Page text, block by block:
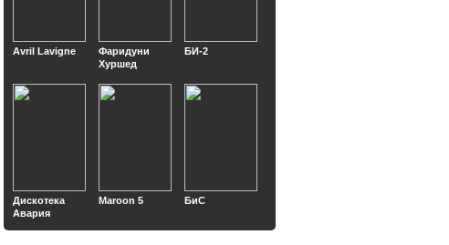
Avril Lavigne
Фаридуни
Хуршед
БИ-2
Дискотека
Авария
Maroon 5 БиС